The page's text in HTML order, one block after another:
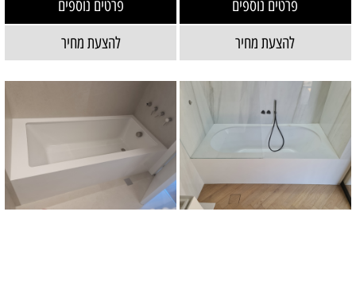
פרטים נוספים
להצעת מחיר
פרטים נוספים
להצעת מחיר